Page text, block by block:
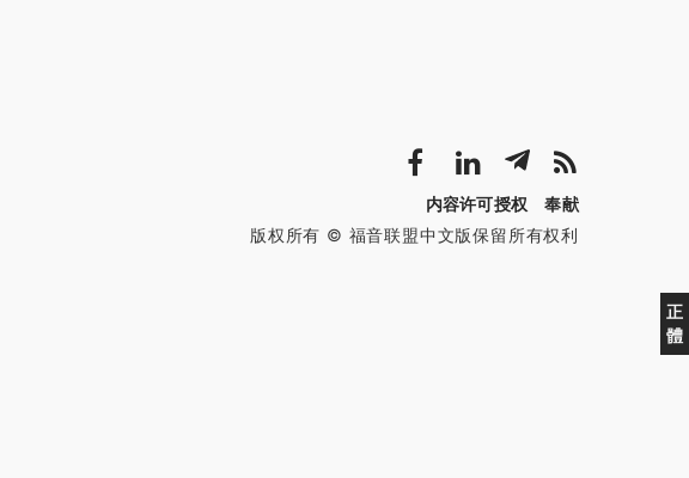
正
體
内容许可授权
奉献
版权所有 © 福音联盟中文版保留所有权利